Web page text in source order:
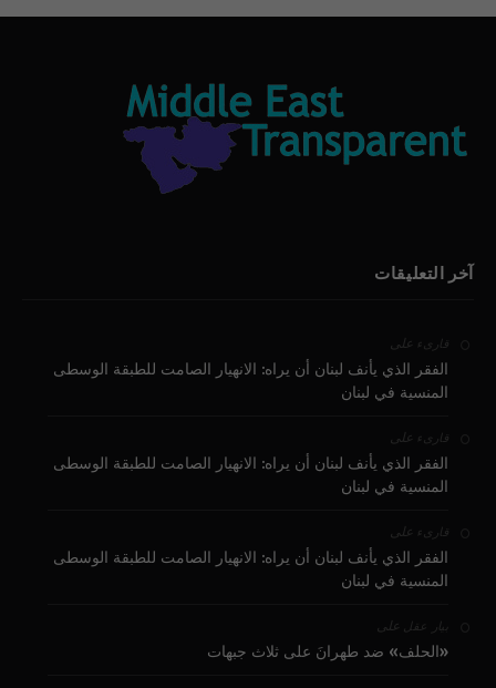
آخر التعليقات
قارىء على
الفقر الذي يأنف لبنان أن يراه: الانهيار الصامت للطبقة الوسطى
المنسية في لبنان
قارىء على
الفقر الذي يأنف لبنان أن يراه: الانهيار الصامت للطبقة الوسطى
المنسية في لبنان
قارىء على
الفقر الذي يأنف لبنان أن يراه: الانهيار الصامت للطبقة الوسطى
المنسية في لبنان
بيار عقل على
«الحلف» ضد طهرانَ على ثلاث جبهات